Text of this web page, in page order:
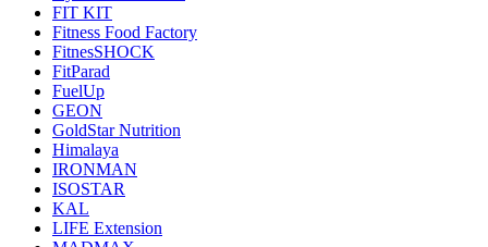
FIT KIT
Fitness Food Factory
FitnesSHOCK
FitParad
FuelUp
GEON
GoldStar Nutrition
Himalaya
IRONMAN
ISOSTAR
KAL
LIFE Extension